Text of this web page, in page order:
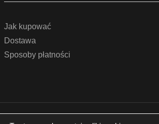
Jak kupować
Dostawa
Sposoby płatności